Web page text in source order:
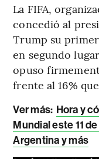
La FIFA,
concedió al
Trump su
en segundo
opuso
frente al 16%
Ver más: Hora y
Mundial este 11
Argentina y más